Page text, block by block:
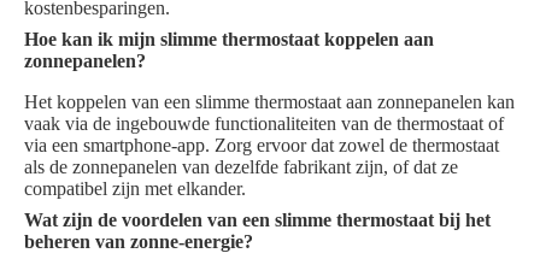
kostenbesparingen.
Hoe kan ik mijn slimme thermostaat koppelen aan
zonnepanelen?
Het koppelen van een slimme thermostaat aan zonnepanelen kan
vaak via de ingebouwde functionaliteiten van de thermostaat of
via een smartphone-app. Zorg ervoor dat zowel de thermostaat
als de zonnepanelen van dezelfde fabrikant zijn, of dat ze
compatibel zijn met elkander.
Wat zijn de voordelen van een slimme thermostaat bij het
beheren van zonne-energie?